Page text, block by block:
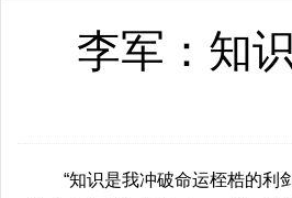
李军：知
“知识是我冲破命运桎梏的利剑